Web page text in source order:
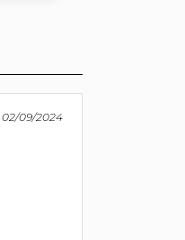
02/09/2024